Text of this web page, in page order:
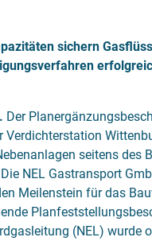
sichern
Der
Verdichterstation
seitens des
NEL Gastransport
Meilenstein für das
(NEL) wurde